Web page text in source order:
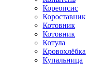
Кореопсис
Короставник
Котовник
Котовник
Котула
Кровохлёбка
Купальница